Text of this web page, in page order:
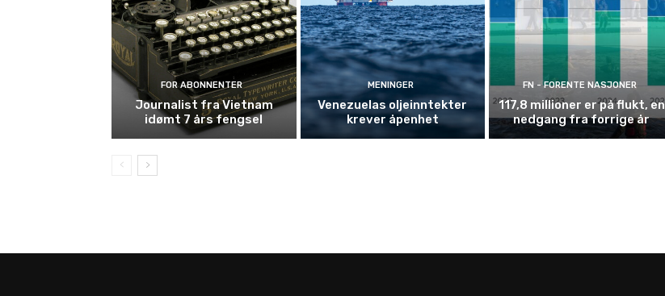
FOR ABONNENTER
Journalist fra Vietnam
idømt 7 års fengsel
MENINGER
Venezuelas oljeinntekter
krever åpenhet
FN - FORENTE NASJONER
117,8 millioner er på flukt, en
nedgang fra forrige år